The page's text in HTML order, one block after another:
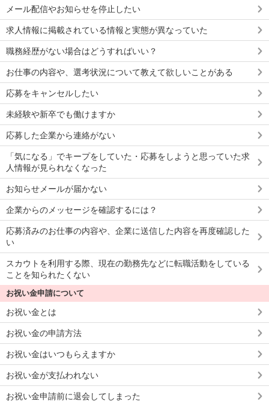
メール配信やお知らせを停止したい
求人情報に掲載されている情報と実態が異なっていた
職務経歴がない場合はどうすればいい？
お仕事の内容や、選考状況について教えて欲しいことがある
応募をキャンセルしたい
未経験や新卒でも働けますか
応募した企業から連絡がない
「気になる」でキープをしていた・応募をしようと思っていた求
人情報が見られなくなった
お知らせメールが届かない
企業からのメッセージを確認するには？
応募済みのお仕事の内容や、企業に送信した内容を再度確認した
い
スカウトを利用する際、現在の勤務先などに転職活動をしている
ことを知られたくない
お祝い金申請について
お祝い金とは
お祝い金の申請方法
お祝い金はいつもらえますか
お祝い金が支払われない
お祝い金申請前に退会してしまった